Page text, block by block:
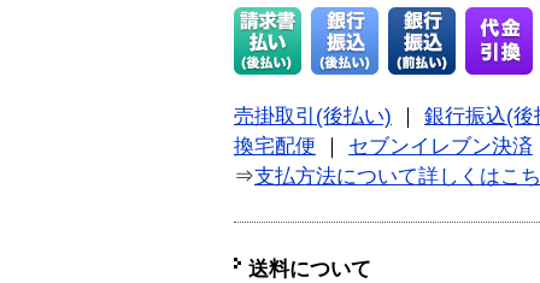
売掛取引(後払い)
銀行振込(後
換宅配便
セブンイレブン決済
⇒支払方法について詳しくはこ
送料について